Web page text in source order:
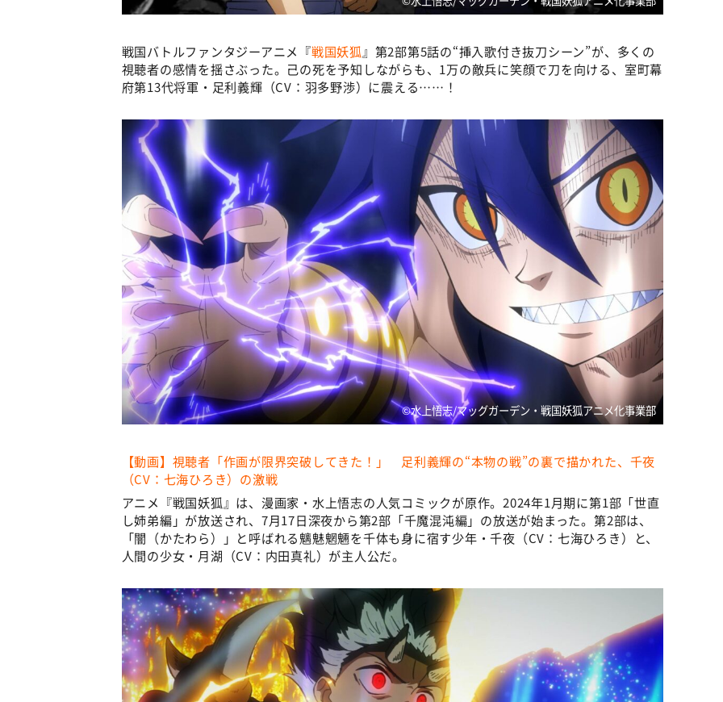
戦国バトルファンタジーアニメ『戦国妖狐 』第2部第5話の“挿入歌付き抜刀シーン”が、多くの
視聴者の感情を揺さぶった。己の死を予知しながらも、1万の敵兵に笑顔で刀を向ける、室町幕
府第13代将軍・足利義輝（CV：羽多野渉）に震える……！
©︎水上悟志/マッグガーデン・戦国妖狐アニメ化事業部
【動画】視聴者「作画が限界突破してきた！」 足利義輝の“本物の戦”の裏で描かれた、千夜
（CV：七海ひろき）の激戦
アニメ『戦国妖狐』は、漫画家・水上悟志の人気コミックが原作。2024年1月期に第1部「世直
し姉弟編」が放送され、7月17日深夜から第2部「千魔混沌編」の放送が始まった。第2部は、
「闇（かたわら）」と呼ばれる魑魅魍魎を千体も身に宿す少年・千夜（CV：七海ひろき）と、
人間の少女・月湖（CV：内田真礼）が主人公だ。